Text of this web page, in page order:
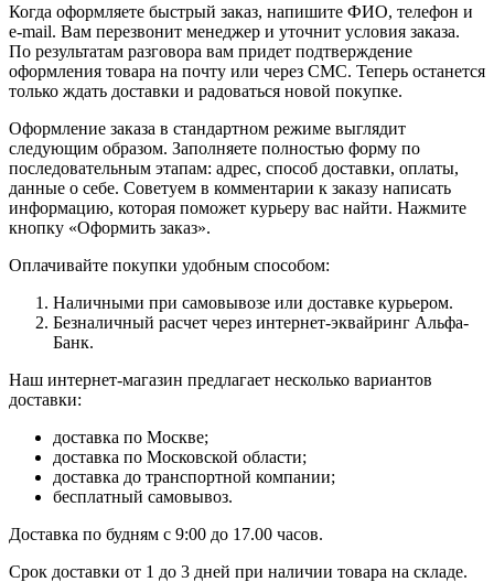
Когда оформляете быстрый заказ, напишите ФИО, телефон и
e-mail. Вам перезвонит менеджер и уточнит условия заказа.
По результатам разговора вам придет подтверждение
оформления товара на почту или через СМС. Теперь останется
только ждать доставки и радоваться новой покупке.
Оформление заказа в стандартном режиме выглядит
следующим образом. Заполняете полностью форму по
последовательным этапам: адрес, способ доставки, оплаты,
данные о себе. Советуем в комментарии к заказу написать
информацию, которая поможет курьеру вас найти. Нажмите
кнопку «Оформить заказ».
Оплачивайте покупки удобным способом:
Наличными при самовывозе или доставке курьером.
Безналичный расчет через интернет-эквайринг Альфа-
Банк.
Наш интернет-магазин предлагает несколько вариантов
доставки:
доставка по Москве;
доставка по Московской области;
доставка до транспортной компании;
бесплатный самовывоз.
Доставка по будням с 9:00 до 17.00 часов.
Срок доставки от 1 до 3 дней при наличии товара на складе.